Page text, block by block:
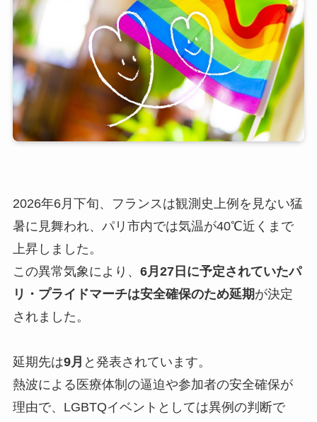
2026年6月下旬、フランスは観測史上例を見ない猛
暑に見舞われ、パリ市内では気温が40℃近くまで
上昇しました。
この異常気象により、 6月27日に予定されていたパ
リ・プライドマーチは安全確保のため延期が決定
されました。
延期先は9月 と発表されています。
熱波による医療体制の逼迫や参加者の安全確保が
理由で、LGBTQイベントとしては異例の判断で